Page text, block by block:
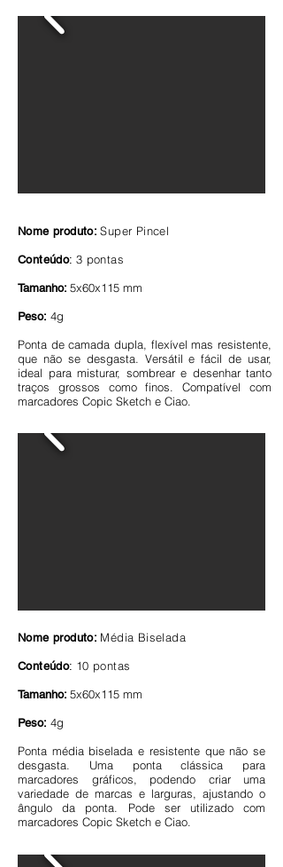
Nome produto:Super Pincel
Conteúdo: 3 pontas
Tamanho: 5x60x115 mm
Peso: 4g
Ponta de camada dupla, flexível mas resistente,
que não se desgasta. Versátil e fácil de usar,
ideal para misturar, sombrear e desenhar tanto
traços grossos como finos. Compatível com
marcadores Copic Sketch e Ciao.
Nome produto: Média Biselada
Conteúdo: 10 pontas
Tamanho: 5x60x115 mm
Peso: 4g
Ponta média biselada e resistente que não se
desgasta. Uma ponta clássica para
marcadores gráficos, podendo criar uma
variedade de marcas e larguras, ajustando o
ângulo da ponta. Pode ser utilizado com
marcadores Copic Sketch e Ciao.